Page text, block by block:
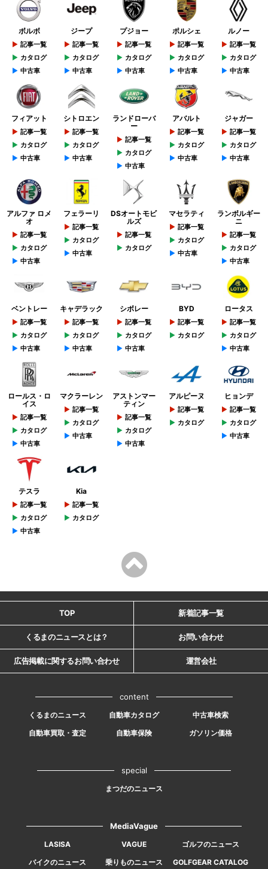
ボルボ
記事一覧
カタログ
中古車
ジープ
記事一覧
カタログ
中古車
プジョー
記事一覧
カタログ
中古車
ポルシェ
記事一覧
カタログ
中古車
ルノー
記事一覧
カタログ
中古車
フィアット
記事一覧
カタログ
中古車
シトロエン
記事一覧
カタログ
中古車
ランドローバ
ー
記事一覧
カタログ
中古車
アバルト
記事一覧
カタログ
中古車
ジャガー
記事一覧
カタログ
中古車
アルファ ロメ
オ
記事一覧
カタログ
中古車
フェラーリ
記事一覧
カタログ
中古車
DSオートモビ
ルズ
記事一覧
カタログ
マセラティ
記事一覧
カタログ
中古車
ランボルギー
ニ
記事一覧
カタログ
中古車
ベントレー
記事一覧
カタログ
中古車
キャデラック
記事一覧
カタログ
中古車
シボレー
記事一覧
カタログ
中古車
BYD
記事一覧
カタログ
ロータス
記事一覧
カタログ
中古車
ロールス・ロ
イス
記事一覧
カタログ
中古車
マクラーレン
記事一覧
カタログ
中古車
アストンマー
ティン
記事一覧
カタログ
中古車
アルピーヌ
記事一覧
カタログ
ヒョンデ
記事一覧
カタログ
中古車
テスラ
記事一覧
カタログ
中古車
Kia
記事一覧
カタログ
TOP 新着記事一覧
くるまのニュースとは？ お問い合わせ
広告掲載に関するお問い合わせ 運営会社
content
くるまのニュース 自動車カタログ
中古車検索
自動車買取・査定
自動車保険 ガソリン価格
special
まつだのニュース
MediaVague
LASISA VAGUE
ゴルフのニュース
バイクのニュース
乗りものニュース GOLFGEAR CATALOG